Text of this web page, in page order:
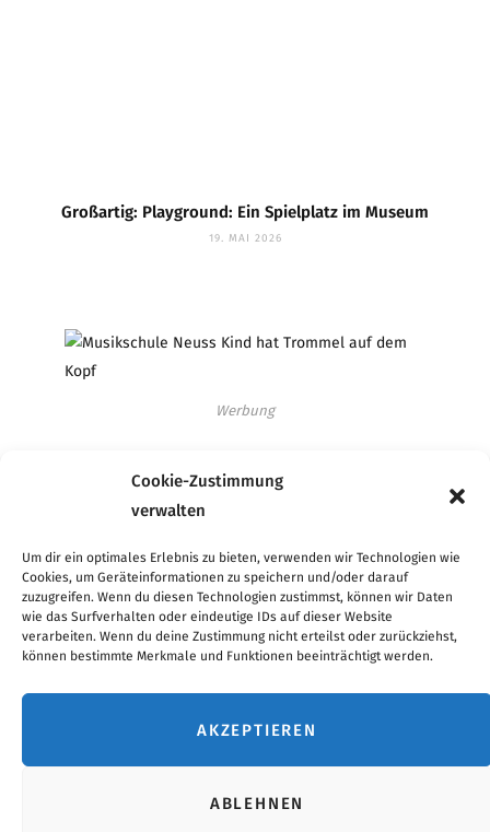
Cookie-Zustimmung
verwalten
Um dir ein optimales Erlebnis zu bieten, verwenden wir Technologien wie
Cookies, um Geräteinformationen zu speichern und/oder darauf
zuzugreifen. Wenn du diesen Technologien zustimmst, können wir Daten
wie das Surfverhalten oder eindeutige IDs auf dieser Website
verarbeiten. Wenn du deine Zustimmung nicht erteilst oder zurückziehst,
können bestimmte Merkmale und Funktionen beeinträchtigt werden.
AKZEPTIEREN
ABLEHNEN
Großartig: Playground: Ein Spielplatz im Museum
19. MAI 2026
Werbung
Werbung